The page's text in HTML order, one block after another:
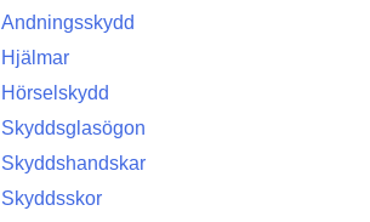
Andningsskydd
Hjälmar
Hörselskydd
Skyddsglasögon
Skyddshandskar
Skyddsskor